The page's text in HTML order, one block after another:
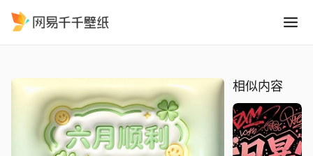
相似内容